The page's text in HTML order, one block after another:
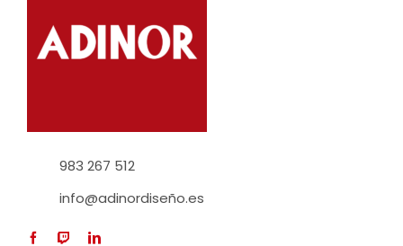
983 267 512
info@adinordiseño.es